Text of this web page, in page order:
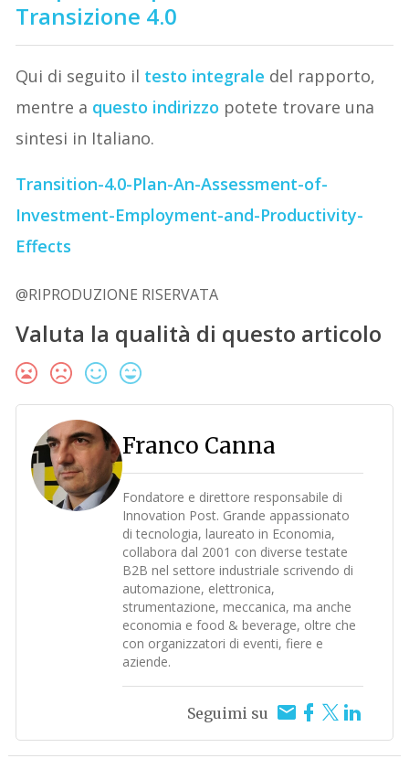
Transizione 4.0
Qui di seguito il testo integrale del rapporto,
mentre a questo indirizzo potete trovare una
sintesi in Italiano.
Transition-4.0-Plan-An-Assessment-of-
Investment-Employment-and-Productivity-
Effects
@RIPRODUZIONE RISERVATA
Valuta la qualità di questo articolo
Franco Canna
Fondatore e direttore responsabile di
Innovation Post. Grande appassionato
di tecnologia, laureato in Economia,
collabora dal 2001 con diverse testate
B2B nel settore industriale scrivendo di
automazione, elettronica,
strumentazione, meccanica, ma anche
economia e food & beverage, oltre che
con organizzatori di eventi, fiere e
aziende.
Seguimi su